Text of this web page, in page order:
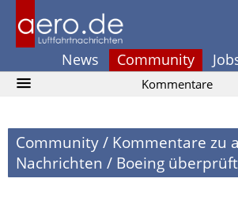
News Community
Kommentare
Community/ Kommentare zu
Nachrichten / Boeing